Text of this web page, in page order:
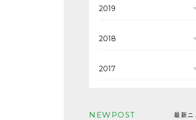
2019
2018
2017
NEWPOST 最新ニ